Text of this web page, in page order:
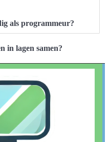
als programmeur?
in lagen samen?